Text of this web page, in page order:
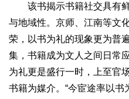
该书揭示书籍社交具有鲜
与地域性。京师、江南等文
荣，以书为礼的现象更为普
集，书籍成为文人之间日常
为礼更是盛行一时，上至官
书籍为媒介。“今宦途率以书